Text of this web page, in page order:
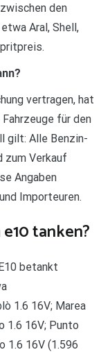
den
Aral, Shell,
vertragen, hat
für den
gilt: Alle Benzin-
zum Verkauf
Angaben
Importeuren.
tanken?
betankt
1.6 16V; Marea
1.6 16V; Punto
1.6 16V (1.596